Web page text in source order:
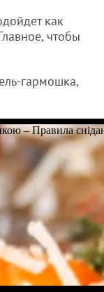
как
чтобы
гармошка,